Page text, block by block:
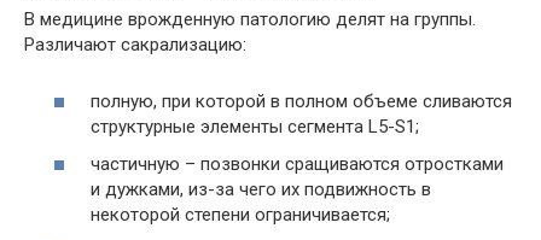
В медицине врожденную патологию делят на группы.
Различают сакрализацию:
полную, при которой в полном объеме сливаются
структурные элементы сегмента L5-S1;
частичную – позвонки сращиваются отростками
и дужками, из-за чего их подвижность в
некоторой степени ограничивается;